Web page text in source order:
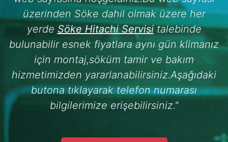
üzerinden Söke dahil olmak üzere her
yerde Söke Hitachi Servisitalebinde
bulunabilir esnek fiyatlara aynı gün klimanız
için montaj,söküm tamir ve bakım
hizmetimizden yararlanabilirsiniz.Aşağıdaki
butona tıklayarak telefon numarası
bilgilerimize erişebilirsiniz."